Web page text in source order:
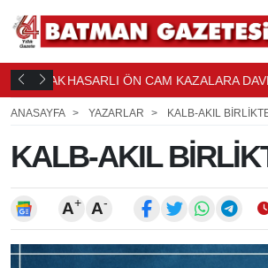
HASARLI ÖN CAM KAZALARA
ANASAYFA YAZARLAR KALB-AKIL
KALB-AKIL
A+ A-